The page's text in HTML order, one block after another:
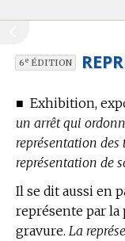
6eÉDITION
■ Exhibition,
un arrêt qui
représentation
représentation de
Il se dit aussi en
représente par la
gravure. La